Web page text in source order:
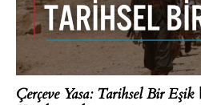
Çerçeve Yasa: Tarihsel Bir